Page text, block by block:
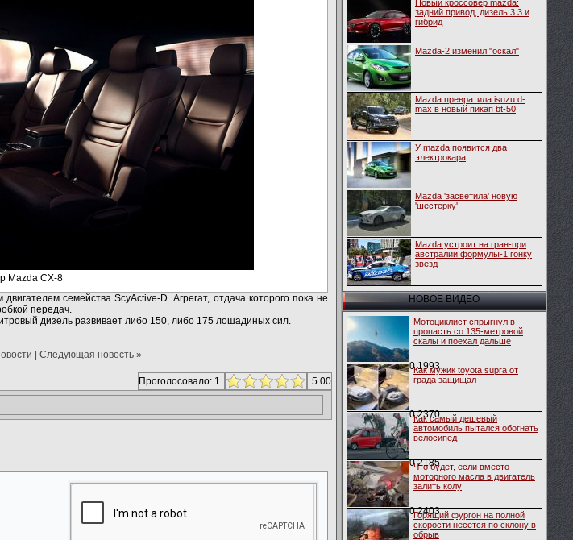
Mazda CX-8
семейства ScyActive-D. Агрегат, отдача которого пока не
передач.
дизель развивает либо 150, либо 175 лошадиных сил.
Следующая новость »
Проголосовало: 1
5.00
Новый кроссовер mazda:
задний привод, дизель 3.3 и
гибрид
Mazda-2 изменил "оскал"
Mazda превратила isuzu d-
max в новый пикап bt-50
У mazda появится два
электрокара
Mazda 'засветила' новую
'шестерку'
Mazda устроит на гран-при
австралии формулы-1 гонку
звезд
НОВОЕ ВИДЕО
Мотоциклист спрыгнул в
пропасть со 135-метровой
скалы и поехал дальше
0 1993
Как мужик toyota supra от
града защищал
0 2370
Как самый дешевый
автомобиль пытался обогнать
велосипед
0 2185
Что будет, если вместо
моторного масла в двигатель
залить колу
0 2403
Горящий фургон на полной
скорости несется по склону в
обрыв